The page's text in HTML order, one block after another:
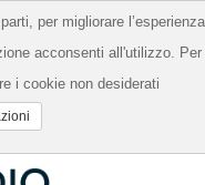
per migliorare l’esperienza
acconsenti all'utilizzo. Per
i cookie non desiderati